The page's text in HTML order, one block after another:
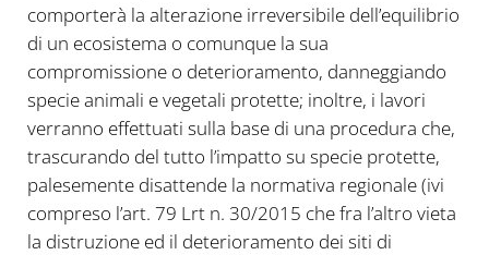
comporterà la alterazione irreversibile dell’equilibrio
di un ecosistema o comunque la sua
compromissione o deterioramento, danneggiando
specie animali e vegetali protette; inoltre, i lavori
verranno effettuati sulla base di una procedura che,
trascurando del tutto l’impatto su specie protette,
palesemente disattende la normativa regionale (ivi
compreso l’art. 79 Lrt n. 30/2015 che fra l’altro vieta
la distruzione ed il deterioramento dei siti di